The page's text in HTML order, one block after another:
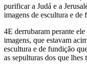
purificar a Judá e a
imagens de escultura e de
4E derrubaram perante
imagens, que estavam
escultura e de fundição
as sepulturas dos que